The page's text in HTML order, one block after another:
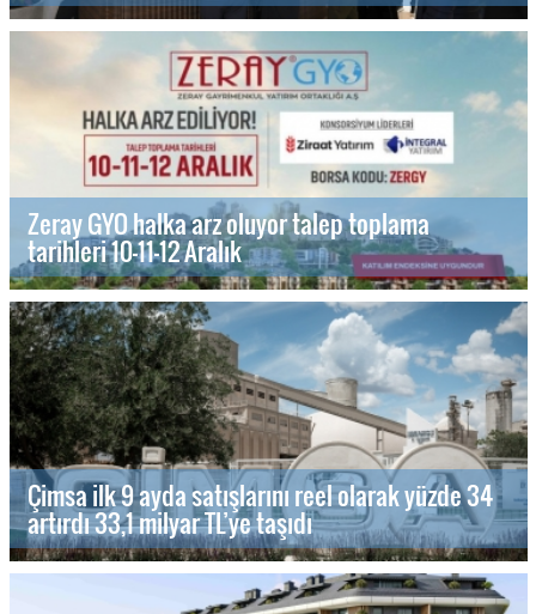
Zeray GYO halka arz oluyor talep toplama
tarihleri 10-11-12 Aralık
Çimsa ilk 9 ayda satışlarını reel olarak yüzde 34
artırdı 33,1 milyar TL’ye taşıdı